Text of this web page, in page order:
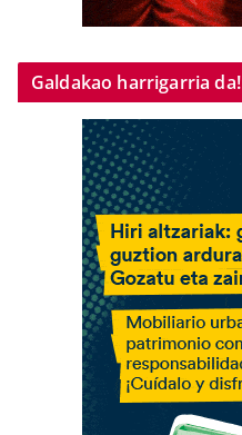
Galdakao harrigarria da!